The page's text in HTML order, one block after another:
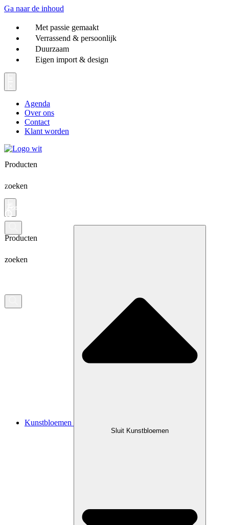
Ga naar de inhoud
Met passie gemaakt
Verrassend & persoonlijk
Duurzaam
Eigen import & design
Agenda
Over ons
Contact
Klant worden
Producten
zoeken
Producten
zoeken
Kunstbloemen
Sluit Kunstbloemen